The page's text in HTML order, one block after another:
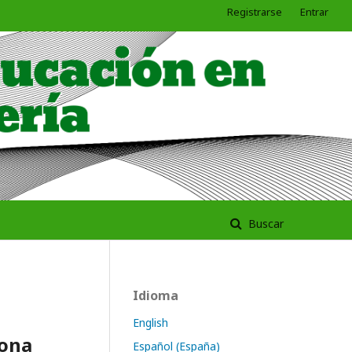
Buscar
Registrarse Entrar
Idioma
English
Español (España)